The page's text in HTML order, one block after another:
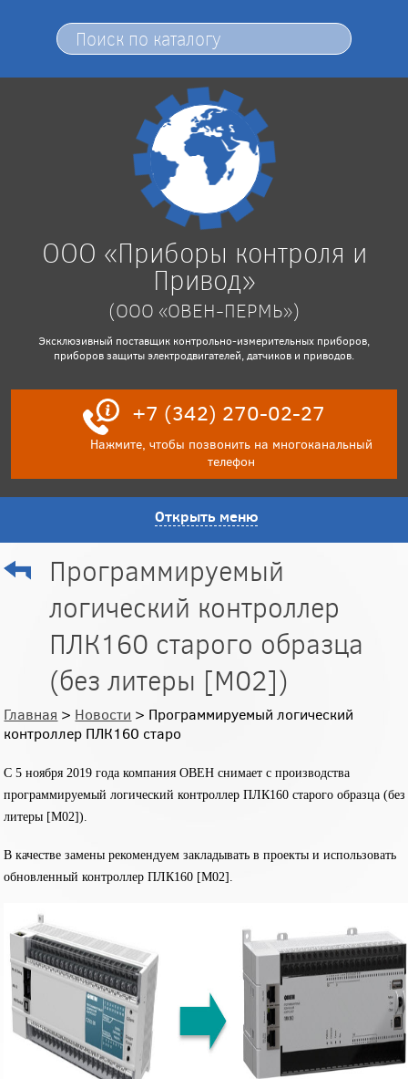
ООО «Приборы контроля и
Привод»
(ООО «ОВЕН-ПЕРМЬ»)
Эксклюзивный поставщик контрольно-измерительных приборов,
приборов защиты электродвигателей, датчиков и приводов.
+7 (342) 270-02-27
Нажмите, чтобы позвонить на многоканальный
телефон
Открыть меню
Программируемый
логический контроллер
ПЛК160 старого образца
(без литеры [М02])
Главная > Новости > Программируемый логический
контроллер ПЛК160 старо
С 5 ноября 2019 года компания ОВЕН снимает с производства
программируемый логический контроллер ПЛК160 старого образца (без
литеры [М02]).
В качестве замены рекомендуем закладывать в проекты и использовать
обновленный контроллер ПЛК160 [М02].